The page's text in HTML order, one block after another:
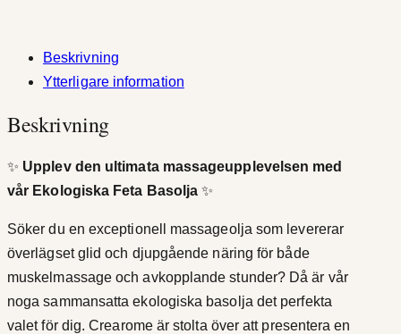
,
r
t
e
E
k
Beskrivning
Ytterligare information
Beskrivning
✨ Upplev den ultimata massageupplevelsen med
vår Ekologiska Feta Basolja ✨
Söker du en exceptionell massageolja som levererar
överlägset glid och djupgående näring för både
muskelmassage och avkopplande stunder? Då är vår
noga sammansatta ekologiska basolja det perfekta
valet för dig. Crearome är stolta över att presentera en